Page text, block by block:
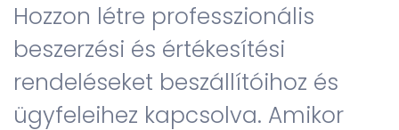
Hozzon létre professzionális
beszerzési és értékesítési
rendeléseket beszállítóihoz és
ügyfeleihez kapcsolva. Amikor